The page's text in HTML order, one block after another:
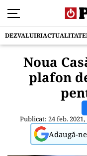
DEZVALUIRIACTUALITATE
Noua
plafon
Publicat: 24 feb. 2021,
Adaugă-